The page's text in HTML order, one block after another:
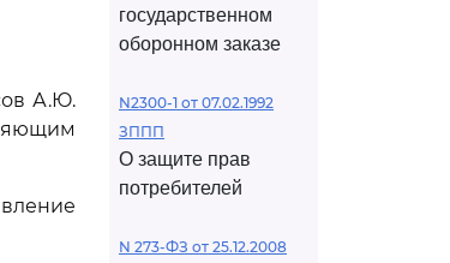
А.Ю.
государственном
оборонном заказе
N2300-1 от 07.02.1992
ЗППП
О защите прав
потребителей
N 273-ФЗ от 25.12.2008